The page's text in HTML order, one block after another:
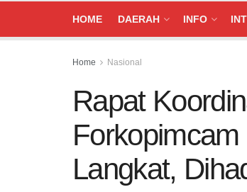
HOME DAERAH INFO
Home Nasional
Rapat
Langkat,